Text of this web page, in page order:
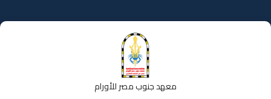
إلى
المحتوى
معهد جنوب مصر للأورام